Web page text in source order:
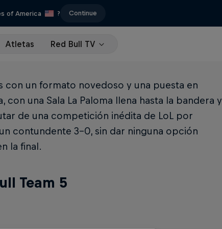
of America ? Continue
Atletas Red Bull TV
con un formato novedoso y una puesta en
con una Sala La Paloma llena hasta la bandera y
de una competición inédita de LoL por
contundente 3-0, sin dar ninguna opción
la final.
Team 5